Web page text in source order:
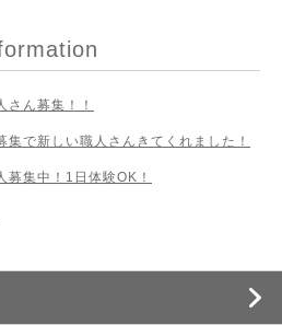
さん募集！！
集で新しい職人さんきてくれました！
募集中！1日体験OK！